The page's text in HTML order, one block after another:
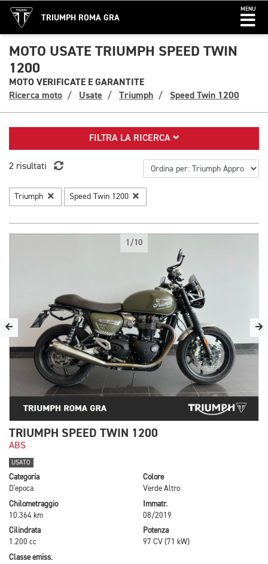
TRIUMPH ROMA GRA
MENU
MOTO USATE TRIUMPH SPEED TWIN
1200
MOTO VERIFICATE E GARANTITE
Ricerca moto
Usate Triumph Speed Twin 1200
FILTRA LA RICERCA
2 risultati
Triumph Speed Twin 1200
1/10
TRIUMPH SPEED TWIN 1200
ABS
USATO
Categoria
D'epoca
Colore
Verde Altro
Chilometraggio
10.364 km
Immatr.
08/2019
Cilindrata
1.200 cc
Potenza
97 CV (71 kW)
Classe emiss.